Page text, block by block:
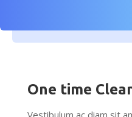
One time
Vestibulum ac diam sit